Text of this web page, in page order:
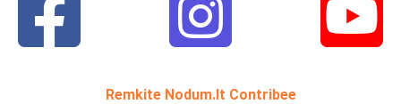
Remkite Nodum.lt Contribee